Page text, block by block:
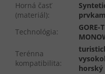
Horná časť
(materiál):
Technológia:
GORE-
Terénna
kompatibilita:
horský